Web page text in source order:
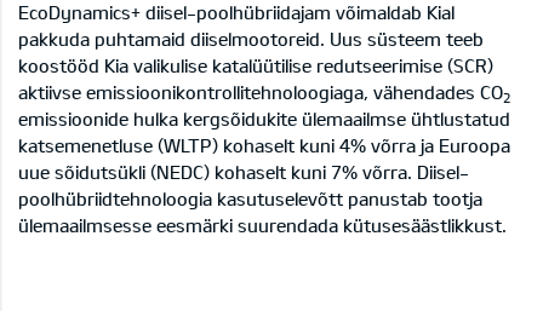
EcoDynamics+ diisel-poolhübriidajam võimaldab Kial
pakkuda puhtamaid diiselmootoreid. Uus süsteem teeb
koostööd Kia valikulise katalüütilise redutseerimise (SCR)
aktiivse emissioonikontrollitehnoloogiaga, vähendades CO2
emissioonide hulka kergsõidukite ülemaailmse ühtlustatud
katsemenetluse (WLTP) kohaselt kuni 4% võrra ja Euroopa
uue sõidutsükli (NEDC) kohaselt kuni 7% võrra. Diisel-
poolhübriidtehnoloogia kasutuselevõtt panustab tootja
ülemaailmsesse eesmärki suurendada kütusesäästlikkust.